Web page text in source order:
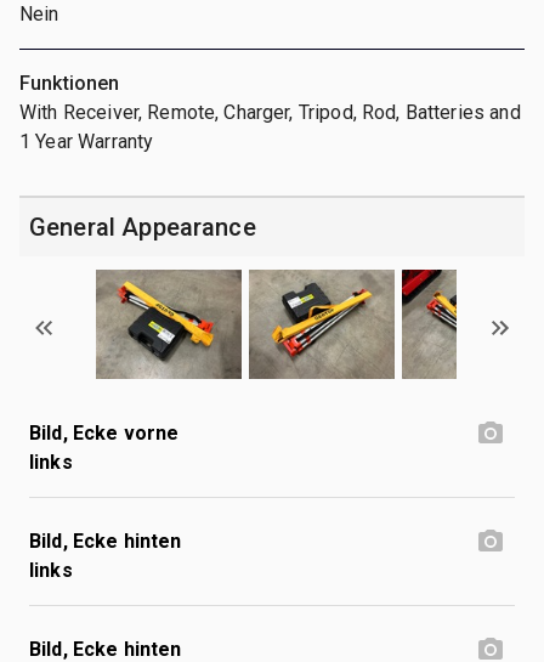
Nein
Funktionen
With Receiver, Remote, Charger, Tripod, Rod, Batteries and
1 Year Warranty
General Appearance
Bild, Ecke vorne
links
Bild, Ecke hinten
links
Bild, Ecke hinten